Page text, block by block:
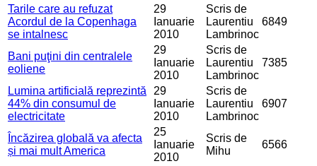
Tarile care au refuzat
Acordul de la Copenhaga
se intalnesc
29
Ianuarie
2010
Scris de
Laurentiu
Lambrinoc
6849
Bani puţini din centralele
eoliene
29
Ianuarie
2010
Scris de
Laurentiu
Lambrinoc
7385
Lumina artificială reprezintă
44% din consumul de
electricitate
29
Ianuarie
2010
Scris de
Laurentiu
Lambrinoc
6907
Încăzirea globală va afecta
și mai mult America
25
Ianuarie
2010
Scris de
Mihu
6566